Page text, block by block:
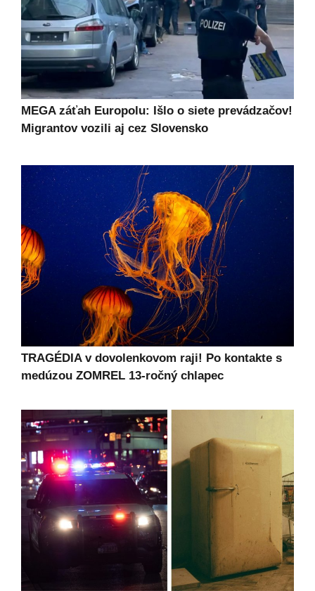
MEGA záťah Europolu: Išlo o siete prevádzačov!
Migrantov vozili aj cez Slovensko
TRAGÉDIA v dovolenkovom raji! Po kontakte s
medúzou ZOMREL 13-ročný chlapec